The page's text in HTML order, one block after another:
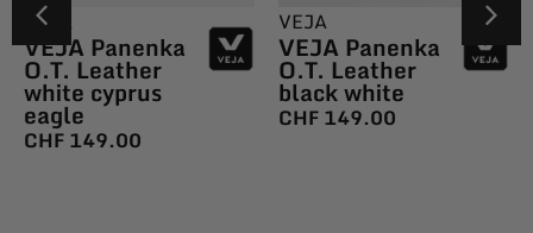
VEJA
VEJA Panenka
O.T. Leather
white cyprus
eagle
CHF149.00
VEJA
VEJA Panenka
O.T. Leather
black white
CHF149.00